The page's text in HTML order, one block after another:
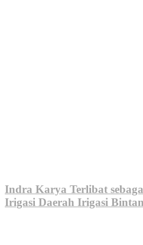
Indra Karya Terlibat
Irigasi Daerah Irigasi